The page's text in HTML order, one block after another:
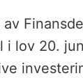
av
i lov 20.